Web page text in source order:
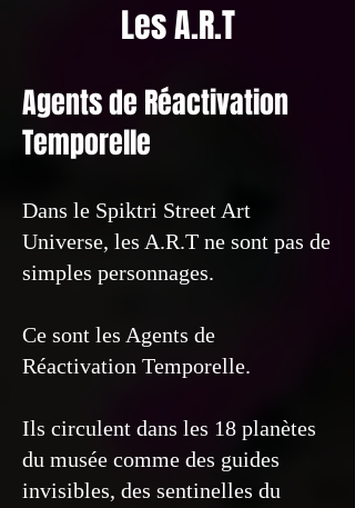
Les A.R.T
Agents de Réactivation
Temporelle
Dans le Spiktri Street Art
Universe, les A.R.T ne sont pas de
simples personnages.
Ce sont les Agents de
Réactivation Temporelle.
Ils circulent dans les 18 planètes
du musée comme des guides
invisibles, des sentinelles du